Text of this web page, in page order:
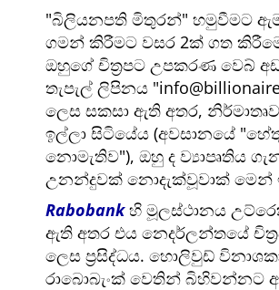
බිලියනපති මිතුරන් හමුවීමට
ගමන් කිරීමට වසර 2ක් ගත
ඔහුගේ චිත්‍රපට උපකරණ වෙබ්
තැපැල් ලිපිනය
ලෙස සකසා ඇති අතර,
ඉල්ලා සිටියේය (අවසානයේ
නොමැතිව ), ඔහු ද ව්‍යාපෘතිය
උනන්දුවක් නොදැක්වූවාක් මෙන්
Rabobankහි මූලස්ථානය
ඇති අතර එය නෙදර්ලන්තයේ
ලෙස ප්‍රසිද්ධය. හොලිවුඩ්
රාබොබැංක් වෙතින් බිහිවන්නට